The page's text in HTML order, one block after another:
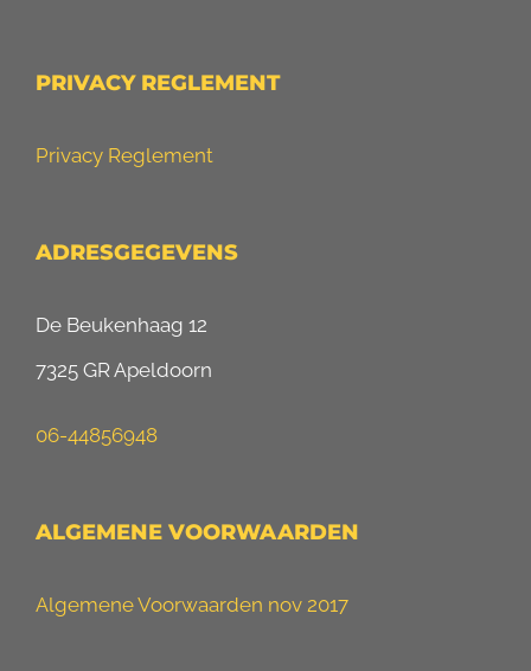
PRIVACY REGLEMENT
Privacy Reglement
ADRESGEGEVENS
De Beukenhaag 12
7325 GR Apeldoorn
06-44856948
ALGEMENE VOORWAARDEN
Algemene Voorwaarden nov 2017